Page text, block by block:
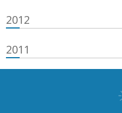
2012
2011